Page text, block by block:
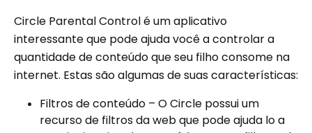
Circle Parental Control é um aplicativo
interessante que pode ajuda você a controlar a
quantidade de conteúdo que seu filho consome na
internet. Estas são algumas de suas características:
Filtros de conteúdo – O Circle possui um
recurso de filtros da web que pode ajuda lo a